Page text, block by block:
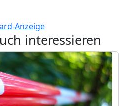
interessieren